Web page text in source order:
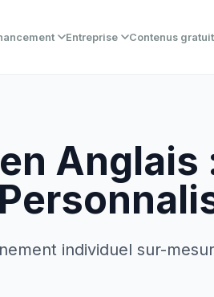
Entreprise Contenus
en Anglais
individuel sur-